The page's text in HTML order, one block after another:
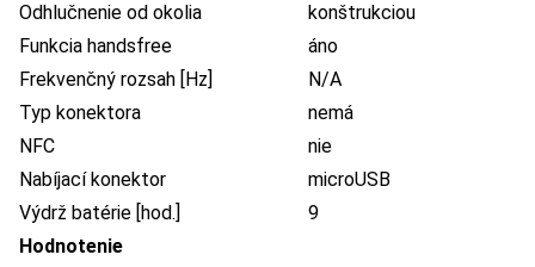
Odhlučnenie od okolia
konštrukciou
Funkcia handsfree
áno
Frekvenčný rozsah [Hz]
N/A
Typ konektora
nemá
NFC
nie
Nabíjací konektor
microUSB
Výdrž batérie [hod.]
9
Hodnotenie